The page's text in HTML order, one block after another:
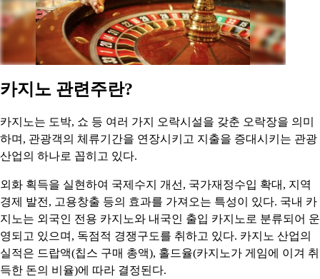
카지노 관련주란?
카지노는 도박, 쇼 등 여러 가지 오락시설을 갖춘 오락장을 의미
하며, 관광객의 체류기간을 연장시키고 지출을 증대시키는 관광
산업의 하나로 꼽히고 있다.
외화 획득을 실현하여 국제수지 개선, 국가재정수입 확대, 지역
경제 발전, 고용창출 등의 효과를 가져오는 특성이 있다. 국내 카
지노는 외국인 전용 카지노와 내국인 출입 카지노로 분류되어 운
영되고 있으며, 독점적 경쟁구도를 취하고 있다. 카지노 산업의
실적은 드랍액(칩스 구매 총액), 홀드율(카지노가 게임에 이겨 취
득한 돈의 비율)에 따라 결정된다.